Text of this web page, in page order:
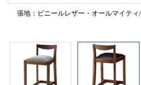
張地：ビニールレザー・オールマイティ